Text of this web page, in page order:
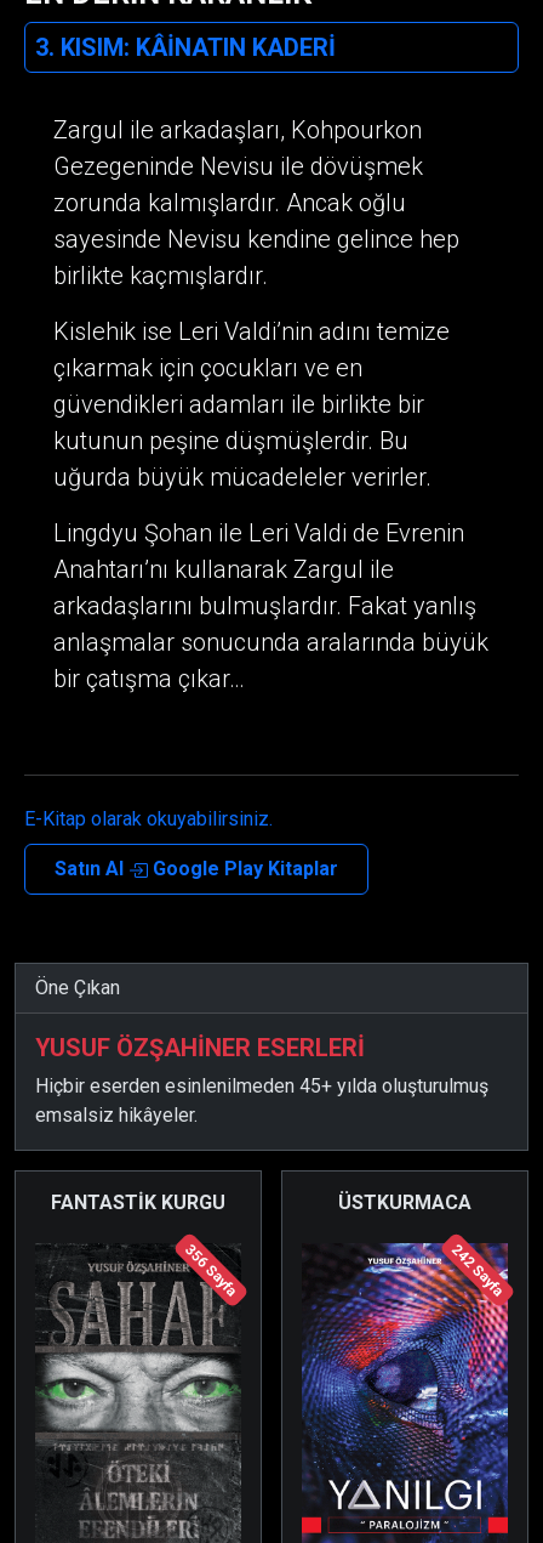
3. KISIM: KÂİNATIN KADERİ
Zargul ile arkadaşları, Kohpourkon
Gezegeninde Nevisu ile dövüşmek
zorunda kalmışlardır. Ancak oğlu
sayesinde Nevisu kendine gelince hep
birlikte kaçmışlardır.
Kislehik ise Leri Valdi’nin adını temize
çıkarmak için çocukları ve en
güvendikleri adamları ile birlikte bir
kutunun peşine düşmüşlerdir. Bu
uğurda büyük mücadeleler verirler.
Lingdyu Şohan ile Leri Valdi de Evrenin
Anahtarı’nı kullanarak Zargul ile
arkadaşlarını bulmuşlardır. Fakat yanlış
anlaşmalar sonucunda aralarında büyük
bir çatışma çıkar…
E-Kitap olarak okuyabilirsiniz.
Satın Al Google Play Kitaplar
Öne Çıkan
YUSUF ÖZŞAHİNER ESERLERİ
Hiçbir eserden esinlenilmeden 45+ yılda oluşturulmuş
emsalsiz hikâyeler.
FANTASTİK KURGU
356 Sayfa
ÜSTKURMACA
242 Sayfa